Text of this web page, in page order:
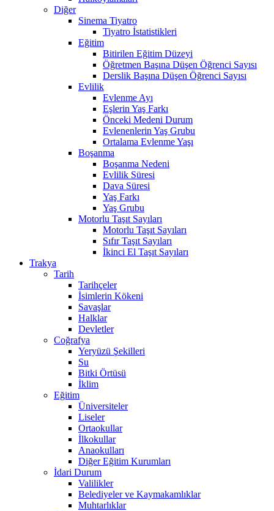
Diğer
Sinema Tiyatro
Tiyatro İstatistikleri
Eğitim
Bitirilen Eğitim Düzeyi
Öğretmen Başına Düşen Öğrenci Sayısı
Derslik Başına Düşen Öğrenci Sayısı
Evlilik
Evlenme Ayı
Eşlerin Yaş Farkı
Önceki Medeni Durum
Evlenenlerin Yaş Grubu
Ortalama Evlenme Yaşı
Boşanma
Boşanma Nedeni
Evlilik Süresi
Dava Süresi
Yaş Farkı
Yaş Grubu
Motorlu Taşıt Sayıları
Motorlu Taşıt Sayıları
Sıfır Taşıt Sayıları
İkinci El Taşıt Sayıları
Trakya
Tarih
Tarihçeler
İsimlerin Kökeni
Savaşlar
Halklar
Devletler
Coğrafya
Yeryüzü Şekilleri
Su
Bitki Örtüsü
İklim
Eğitim
Üniversiteler
Liseler
Ortaokullar
İlkokullar
Anaokulları
Diğer Eğitim Kurumları
İdari Durum
Valilikler
Belediyeler ve Kaymakamlıklar
Muhtarlıklar